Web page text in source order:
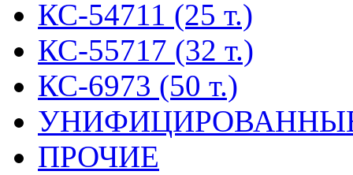
КС-54711 (25 т.)
КС-55717 (32 т.)
КС-6973 (50 т.)
ПРОЧИЕ